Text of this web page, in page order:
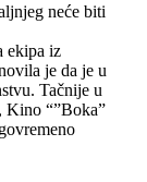
neće biti
ekipa iz
je da je u
Tačnije u
Kino “”Boka”